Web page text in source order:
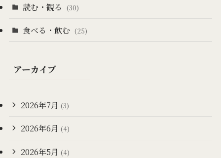
読む・観る (30)
食べる・飲む (25)
アーカイブ
2026年7月 (3)
2026年6月 (4)
2026年5月 (4)